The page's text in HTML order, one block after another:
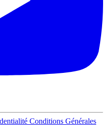
Conditions Générales